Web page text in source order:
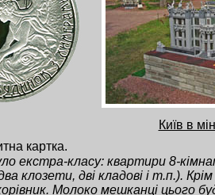
Київ в
картка.
класу: квартири 8-
дві кладові і т.п.).
Молоко мешканці цього